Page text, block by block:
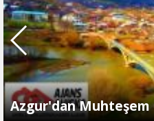
Azgur'dan